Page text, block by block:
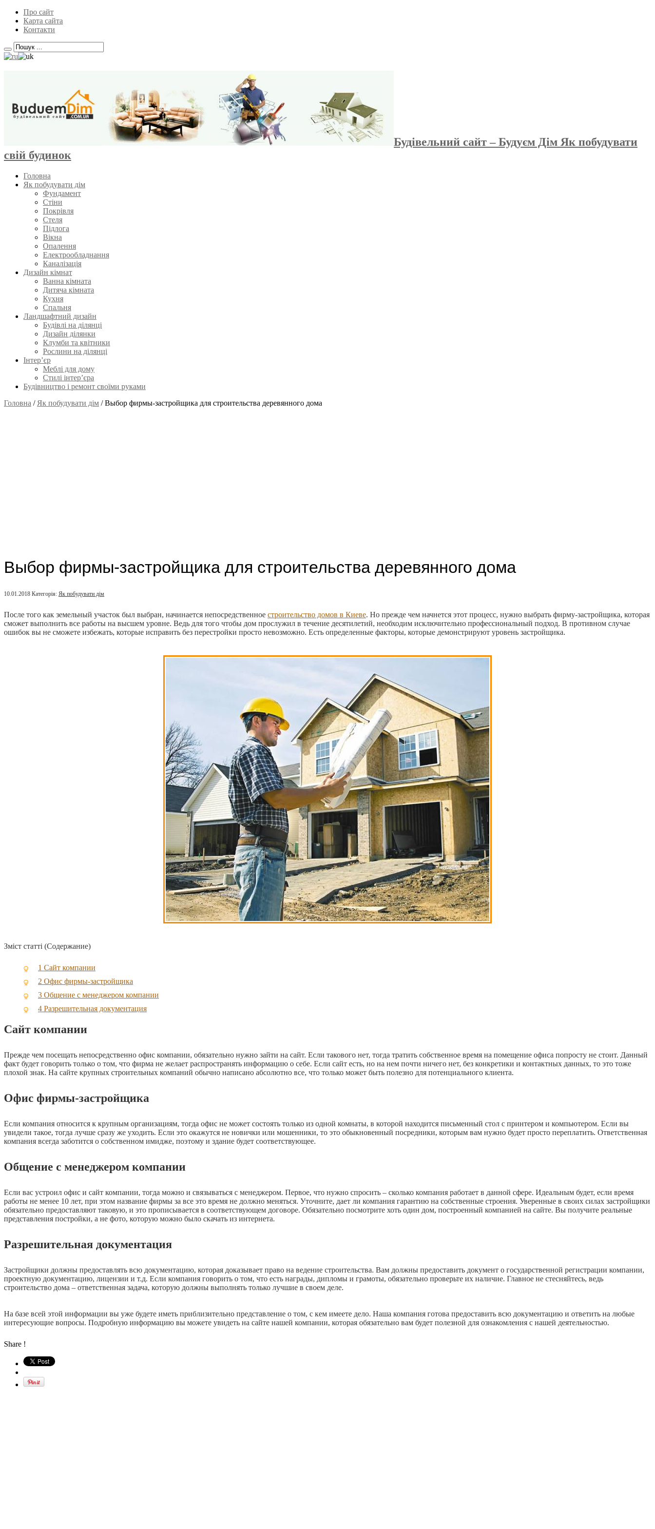
Про сайт
Карта сайта
Контакти
Будівельний сайт – Будуєм Дім Як побудувати
свій будинок
Головна
Як побудувати дім
Фундамент
Стіни
Покрівля
Стеля
Підлога
Вікна
Опалення
Електрообладнання
Каналізація
Дизайн кімнат
Ванна кімната
Дитяча кімната
Кухня
Спальня
Ландшафтний дизайн
Будівлі на ділянці
Дизайн ділянки
Клумби та квітники
Рослини на ділянці
Інтер’єр
Меблі для дому
Стилі інтер’єра
Будівництво і ремонт своїми руками
Головна / Як побудувати дім /Выбор фирмы-застройщика для строительства деревянного дома
Выбор фирмы-застройщика для строительства деревянного дома
10.01.2018 Категорія: Як побудувати дім
После того как земельный участок был выбран, начинается непосредственное строительство домов в Киеве. Но прежде чем начнется этот процесс, нужно выбрать фирму-застройщика, которая
сможет выполнить все работы на высшем уровне. Ведь для того чтобы дом прослужил в течение десятилетий, необходим исключительно профессиональный подход. В противном случае
ошибок вы не сможете избежать, которые исправить без перестройки просто невозможно. Есть определенные факторы, которые демонстрируют уровень застройщика.
Зміст статті (Содержание)
1 Сайт компании
2 Офис фирмы-застройщика
3 Общение с менеджером компании
4 Разрешительная документация
Сайт компании
Прежде чем посещать непосредственно офис компании, обязательно нужно зайти на сайт. Если такового нет, тогда тратить собственное время на помещение офиса попросту не стоит. Данный
факт будет говорить только о том, что фирма не желает распространять информацию о себе. Если сайт есть, но на нем почти ничего нет, без конкретики и контактных данных, то это тоже
плохой знак. На сайте крупных строительных компаний обычно написано абсолютно все, что только может быть полезно для потенциального клиента.
Офис фирмы-застройщика
Если компания относится к крупным организациям, тогда офис не может состоять только из одной комнаты, в которой находится письменный стол с принтером и компьютером. Если вы
увидели такое, тогда лучше сразу же уходить. Если это окажутся не новички или мошенники, то это обыкновенный посредники, которым вам нужно будет просто переплатить. Ответственная
компания всегда заботится о собственном имидже, поэтому и здание будет соответствующее.
Общение с менеджером компании
Если вас устроил офис и сайт компании, тогда можно и связываться с менеджером. Первое, что нужно спросить – сколько компания работает в данной сфере. Идеальным будет, если время
работы не менее 10 лет, при этом название фирмы за все это время не должно меняться. Уточните, дает ли компания гарантию на собственные строения. Уверенные в своих силах застройщики
обязательно предоставляют таковую, и это прописывается в соответствующем договоре. Обязательно посмотрите хоть один дом, построенный компанией на сайте. Вы получите реальные
представления постройки, а не фото, которую можно было скачать из интернета.
Разрешительная документация
Застройщики должны предоставлять всю документацию, которая доказывает право на ведение строительства. Вам должны предоставить документ о государственной регистрации компании,
проектную документацию, лицензии и т.д. Если компания говорить о том, что есть награды, дипломы и грамоты, обязательно проверьте их наличие. Главное не стесняйтесь, ведь
строительство дома – ответственная задача, которую должны выполнять только лучшие в своем деле.
На базе всей этой информации вы уже будете иметь приблизительно представление о том, с кем имеете дело. Наша компания готова предоставить всю документацию и ответить на любые
интересующие вопросы. Подробную информацию вы можете увидеть на сайте нашей компании, которая обязательно вам будет полезной для ознакомления с нашей деятельностью.
Share !